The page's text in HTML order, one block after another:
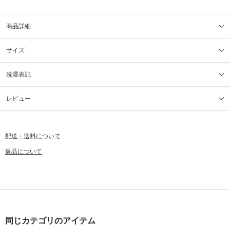
商品詳細
サイズ
洗濯表記
レビュー
配送・送料について
返品について
同じカテゴリのアイテム